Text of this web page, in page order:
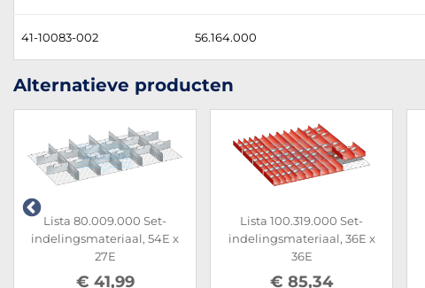
41-10083-002 56.164.000
Alternatieve producten
Lista 80.009.000 Set-
indelingsmateriaal, 54E x
27E
€ 41,99
Lista 100.319.000 Set-
indelingsmateriaal, 36E x
36E
€ 85,34